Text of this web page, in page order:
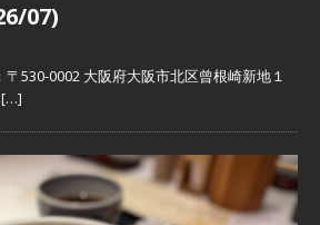
07)
530-0002 大阪府大阪市北区曾根崎新地１
[…]